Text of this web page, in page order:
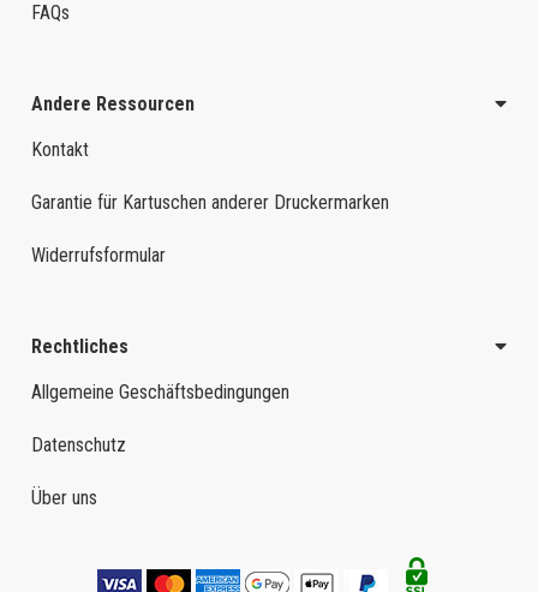
FAQs
Andere Ressourcen
Kontakt
Garantie für Kartuschen anderer Druckermarken
Widerrufsformular
Rechtliches
Allgemeine Geschäftsbedingungen
Datenschutz
Über uns